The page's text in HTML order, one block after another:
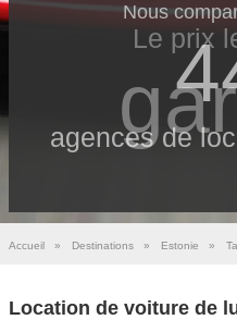
Nous
agences de
Le prix
Accueil » Destinations » Estonie »
Location de voiture de